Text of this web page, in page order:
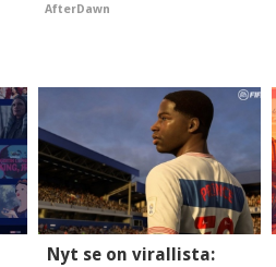
AfterDawn
Nyt se on virallista: